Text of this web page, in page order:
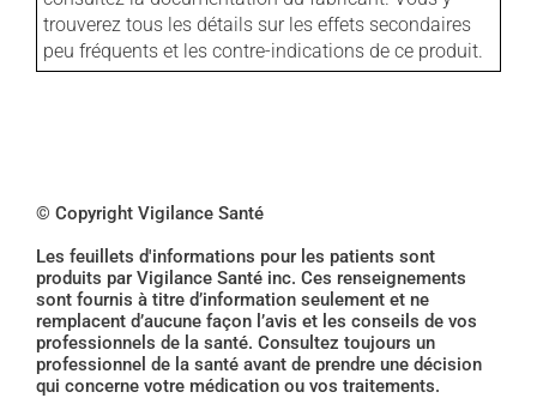
trouverez tous les détails sur les effets secondaires
peu fréquents et les contre-indications de ce produit.
© Copyright Vigilance Santé
Les feuillets d'informations pour les patients sont
produits par Vigilance Santé inc. Ces renseignements
sont fournis à titre d’information seulement et ne
remplacent d’aucune façon l’avis et les conseils de vos
professionnels de la santé. Consultez toujours un
professionnel de la santé avant de prendre une décision
qui concerne votre médication ou vos traitements.